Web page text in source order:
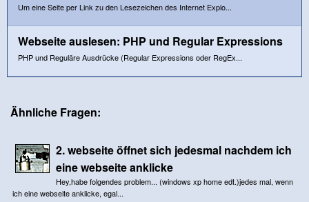
Um eine Seite per Link zu den Lesezeichen des Internet Explo...
Webseite auslesen: PHP und Regular Expressions
PHP und Reguläre Ausdrücke (Regular Expressions oder RegEx...
Ähnliche Fragen:
2. webseite öffnet sich jedesmal nachdem ich
eine webseite anklicke
Hey,habe folgendes problem... (windows xp home edt.)jedes mal, wenn
ich eine webseite anklicke, egal...